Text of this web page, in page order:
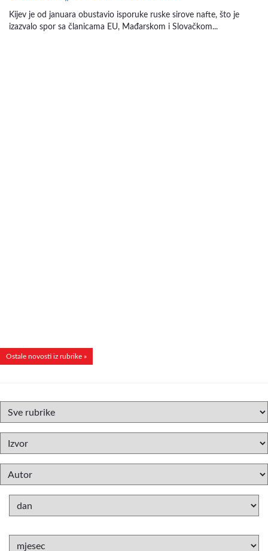
Kijev je od januara obustavio isporuke ruske sirove nafte, što je
izazvalo spor sa članicama EU, Mađarskom i Slovačkom...
Ostale novosti iz rubrike »